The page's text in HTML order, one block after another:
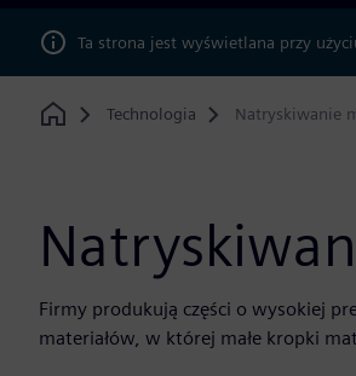
Ta strona jest wyświetlana przy
Home
Technologia Natryskiwanie
Firmy produkują części o wysokiej
materiałów, w której małe kropki